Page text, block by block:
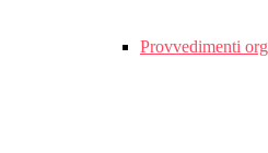
Provvedimenti